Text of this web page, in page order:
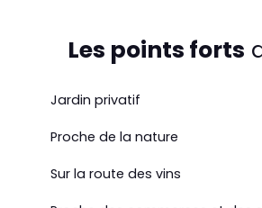
Les points forts
Jardin privatif
Proche de la nature
Sur la route des vins